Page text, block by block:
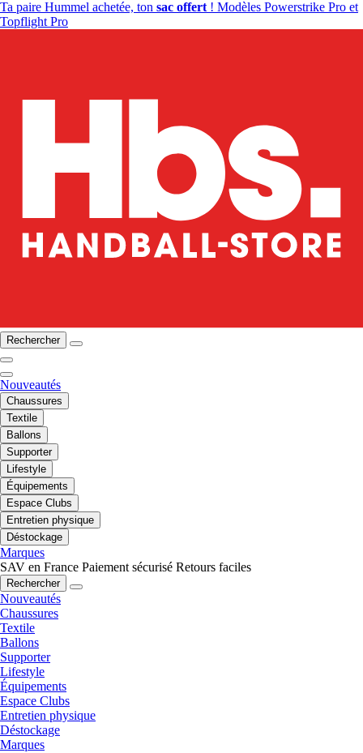
Ta paire Hummel achetée, ton sac offert ! Modèles Powerstrike Pro et
Topflight Pro
Rechercher
Nouveautés
Chaussures
Textile
Ballons
Supporter
Lifestyle
Équipements
Espace Clubs
Entretien physique
Déstockage
Marques
SAV en France Paiement sécurisé Retours faciles
Rechercher
Nouveautés
Chaussures
Textile
Ballons
Supporter
Lifestyle
Équipements
Espace Clubs
Entretien physique
Déstockage
Marques